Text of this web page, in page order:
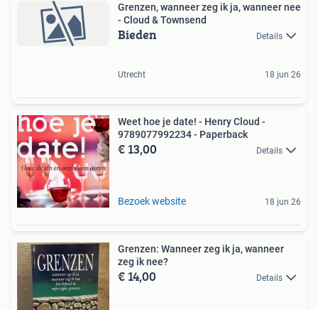
Grenzen, wanneer zeg ik ja, wanneer nee
- Cloud & Townsend
Bieden Details
Utrecht 18 jun 26
Weet hoe je date! - Henry Cloud -
9789077992234 - Paperback
€ 13,00 Details
Bezoek website 18 jun 26
Grenzen: Wanneer zeg ik ja, wanneer
zeg ik nee?
€ 14,00 Details